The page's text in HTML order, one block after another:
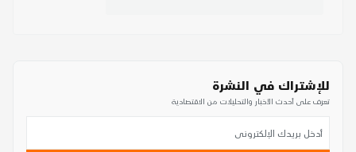
للإشتراك في النشرة
تعرف على أحدث الأخبار والتحليلات من الاقتصادية